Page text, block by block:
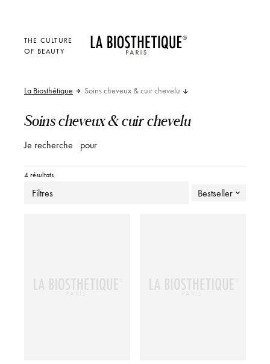
THE CULTURE
OF BEAUTY
La Biosthétique Soins cheveux & cuir chevelu
Soins cheveux & cuir chevelu
Je recherche pour
4 résultats
Filtres Bestseller